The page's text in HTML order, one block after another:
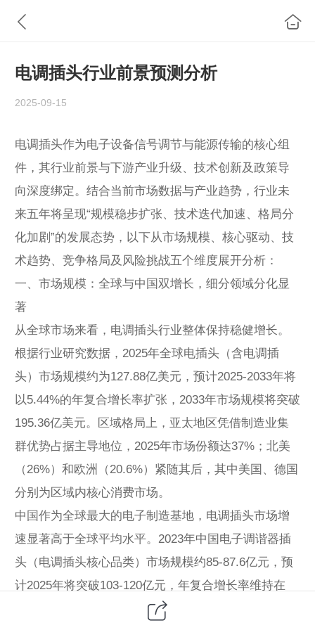
电调插头行业前景预测分析
2025-09-15
电调插头作为电子设备信号调节与能源传输的核心组
件，其行业前景与下游产业升级、技术创新及政策导
向深度绑定。结合当前市场数据与产业趋势，行业未
来五年将呈现“规模稳步扩张、技术迭代加速、格局分
化加剧”的发展态势，以下从市场规模、核心驱动、技
术趋势、竞争格局及风险挑战五个维度展开分析：
一、市场规模：全球与中国双增长，细分领域分化显
著
从全球市场来看，电调插头行业整体保持稳健增长。
根据行业研究数据，2025年全球电插头（含电调插
头）市场规模约为127.88亿美元，预计2025-2033年将
以5.44%的年复合增长率扩张，2033年市场规模将突破
195.36亿美元。区域格局上，亚太地区凭借制造业集
群优势占据主导地位，2025年市场份额达37%；北美
（26%）和欧洲（20.6%）紧随其后，其中美国、德国
分别为区域内核心消费市场。
中国作为全球最大的电子制造基地，电调插头市场增
速显著高于全球平均水平。2023年中国电子调谐器插
头（电调插头核心品类）市场规模约85-87.6亿元，预
计2025年将突破103-120亿元，年复合增长率维持在
8.5%-11.2%区间。细分领域中，工业自动化和新能源